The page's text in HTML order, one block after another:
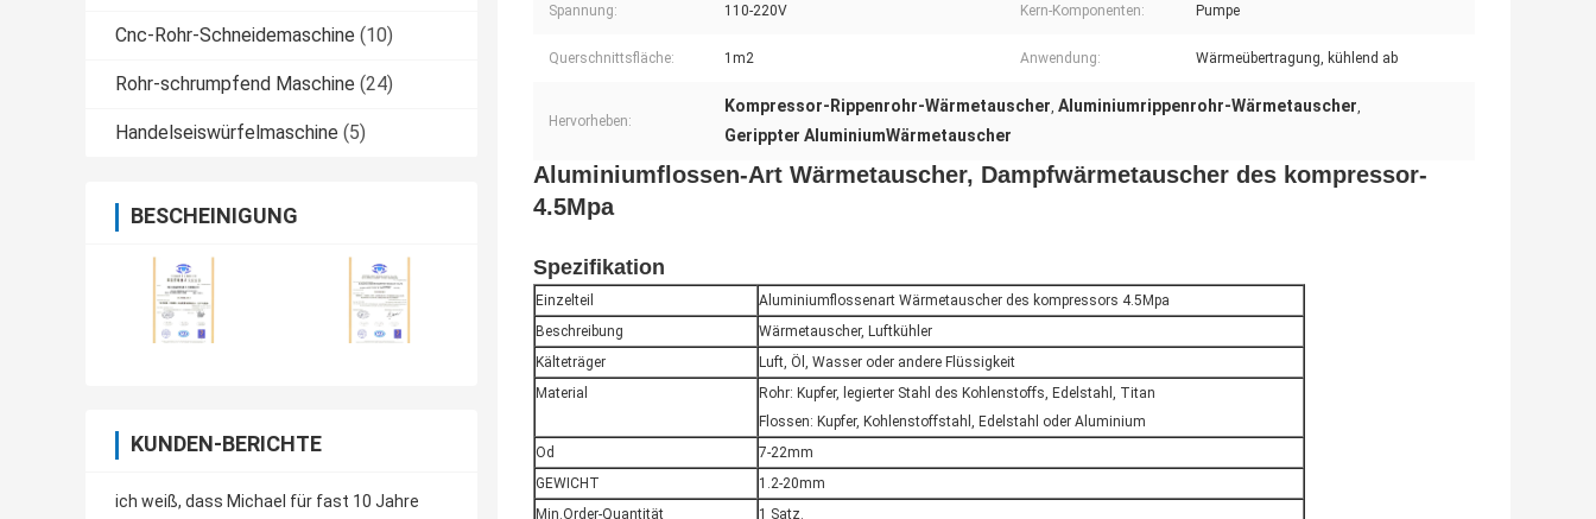
Cnc-Rohr-Schneidemaschine (10)
Rohr-schrumpfend Maschine (24)
Handelseiswürfelmaschine (5)
BESCHEINIGUNG
KUNDEN-BERICHTE
ich weiß, dass Michael für fast 10 Jahre
Spannung: 110-220V Kern-Komponenten: Pumpe
Querschnittsfläche: 1m2 Anwendung: Wärmeübertragung, kühlend ab
Hervorheben:
Kompressor-Rippenrohr-Wärmetauscher, Aluminiumrippenrohr-Wärmetauscher,
Gerippter AluminiumWärmetauscher
Aluminiumflossen-Art Wärmetauscher, Dampfwärmetauscher des kompressor-
4.5Mpa
Spezifikation
Einzelteil
Aluminiumflossenart Wärmetauscher des kompressors 4.5Mpa
Beschreibung
Wärmetauscher, Luftkühler
Kälteträger
Luft, Öl, Wasser oder andere Flüssigkeit
Material
Rohr: Kupfer, legierter Stahl des Kohlenstoffs, Edelstahl, Titan
Flossen: Kupfer, Kohlenstoffstahl, Edelstahl oder Aluminium
Od
7-22mm
GEWICHT
1.2-20mm
Min.Order-Quantität
1 Satz.